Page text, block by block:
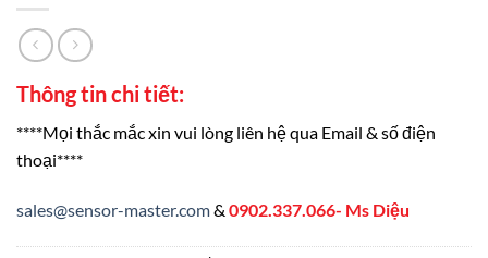
Thông tin chi tiết:
****Mọi thắc mắc xin vui lòng liên hệ qua Email & số điện
thoại****
sales@sensor-master.com& 0902.337.066- Ms Diệu